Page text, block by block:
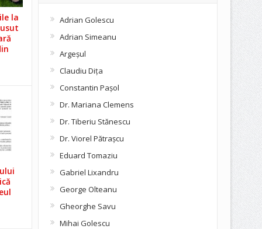
la
Adrian Golescu
Adrian Simeanu
Argeşul
Claudiu Diţa
Constantin Pașol
Dr. Mariana Clemens
Dr. Tiberiu Stănescu
Dr. Viorel Pătraşcu
Eduard Tomaziu
Gabriel Lixandru
George Olteanu
Gheorghe Savu
Mihai Golescu